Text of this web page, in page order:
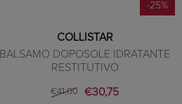
-25%
COLLISTAR
BALSAMO DOPOSOLE IDRATANTE
RESTITUTIVO
€41,00 €30,75